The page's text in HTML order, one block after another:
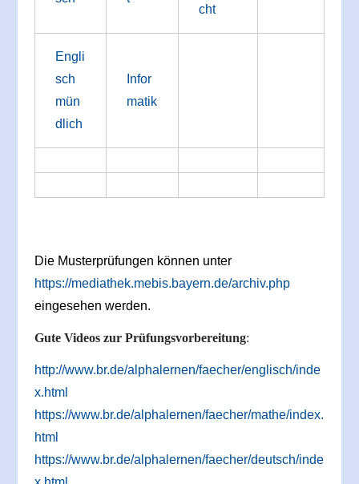
cht
Engli
sch
mün
dlich
Infor
matik
Die Musterprüfungen können unter
https://mediathek.mebis.bayern.de/archiv.php
eingesehen werden.
Gute Videos zur Prüfungsvorbereitung:
http://www.br.de/alphalernen/faecher/englisch/inde
x.html
https://www.br.de/alphalernen/faecher/mathe/index.
html
https://www.br.de/alphalernen/faecher/deutsch/inde